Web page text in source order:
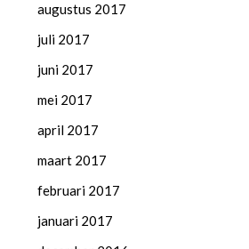
augustus 2017
juli 2017
juni 2017
mei 2017
april 2017
maart 2017
februari 2017
januari 2017